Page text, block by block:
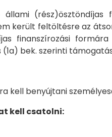
került feltöltésre az
finanszírozási
(1a) bek. szerinti
kell benyújtani
kell csatolni: